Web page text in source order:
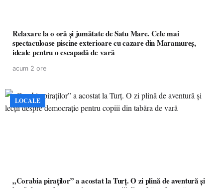
Relaxare la o oră și jumătate de Satu Mare. Cele mai
spectaculoase piscine exterioare cu cazare din Maramureș,
ideale pentru o escapadă de vară
acum 2 ore
LOCALE
„Corabia piraților” a acostat la Turț. O zi plină de aventură și